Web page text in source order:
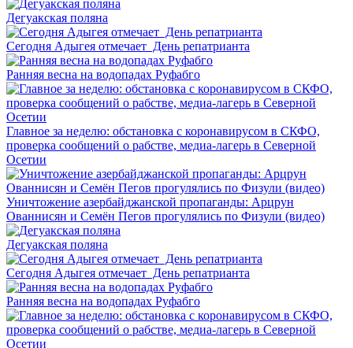
Дегуакская поляна
Сегодня Адыгея отмечает День репатрианта
Ранняя весна на водопадах Руфабго
Главное за неделю: обстановка с коронавирусом в СКФО,
проверка сообщений о рабстве, медиа-лагерь в Северной
Осетии
Уничтожение азербайджанской пропаганды: Арцрун
Ованнисян и Семён Пегов прогулялись по Физули (видео)
Дегуакская поляна
Сегодня Адыгея отмечает День репатрианта
Ранняя весна на водопадах Руфабго